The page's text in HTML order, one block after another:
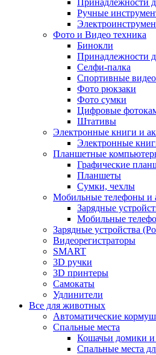
Принадлежности
Ручные
Фото и Видео техника
Бинокли
Принадлежности
Селфи-палка
Спортивные
Фото рюкзаки
Фото сумки
Цифровые
Штативы
Электронные книги и
Электронные
Планшетные
Графические
Планшеты
Сумки, чехлы
Мобильные телефоны и
Зарядные
Мобильные
Зарядные устройства
Видеорегистраторы
SMART
3D ручки
3D принтеры
Самокаты
Удлинители
Все для животных
Автоматические
Спальные места
Кошачьи домики и
Спальные места